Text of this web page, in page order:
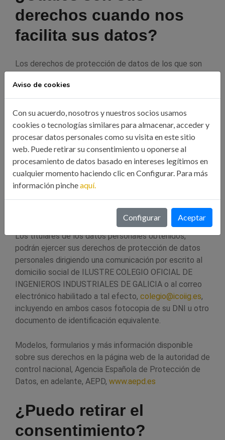
derechos cuando nos
facilita sus datos?
Los derechos de protección de datos de los que son
Derecho a solicitar el acceso a los datos personales
relativos al interesado
Derecho de rectificación o supresión
Derecho de oposición
Derecho a solicitar la limitación de su tratamiento
Derecho a la portabilidad de los datos
Los titulares de los datos personales obtenidos,
podrán ejercer sus derechos de protección de datos
personales dirigiendo una comunicación por escrito al
domicilio social de ILUSTRE COLEGIO OFICIAL DE
INGENIEROS INDUSTRIALES DE GALICIA o al correo
electrónico habilitado a tal efecto, colegio@icoiig.es,
incluyendo en ambos casos fotocopia de su DNI u otro
documento de identificación equivalente.
Modelos, formularios y más información disponible
sobre sus derechos en la página web de la autoridad de
control nacional, Agencia Española de Protección de
Datos, en adelante, AEPD, www.aepd.es
¿Puedo retirar el
consentimiento?
Aviso de cookies
Con su acuerdo, nosotros y nuestros socios usamos
cookies o tecnologías similares para almacenar, acceder y
procesar datos personales como su visita en este sitio
web. Puede retirar su consentimiento u oponerse al
procesamiento de datos basado en intereses legítimos en
cualquier momento haciendo clic en Configurar. Para más
información pincheaquí.
Configurar Aceptar